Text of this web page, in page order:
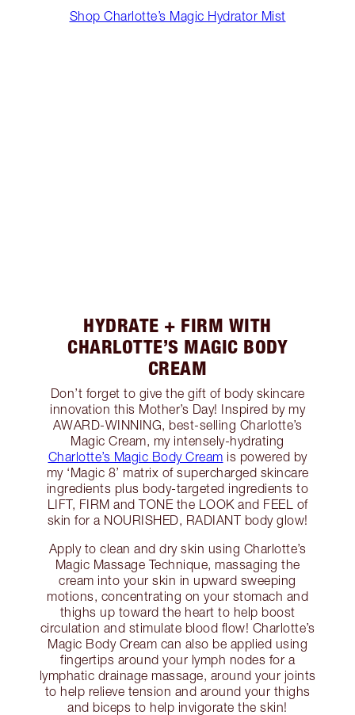
Shop Charlotte’s Magic Hydrator Mist
HYDRATE + FIRM WITH
CHARLOTTE’S MAGIC BODY
CREAM
Don’t forget to give the gift of body skincare
innovation this Mother’s Day! Inspired by my
AWARD-WINNING, best-selling Charlotte’s
Magic Cream, my intensely-hydrating
Charlotte’s Magic Body Cream is powered by
my ‘Magic 8’ matrix of supercharged skincare
ingredients plus body-targeted ingredients to
LIFT, FIRM and TONE the LOOK and FEEL of
skin for a NOURISHED, RADIANT body glow!
Apply to clean and dry skin using Charlotte’s
Magic Massage Technique, massaging the
cream into your skin in upward sweeping
motions, concentrating on your stomach and
thighs up toward the heart to help boost
circulation and stimulate blood flow! Charlotte’s
Magic Body Cream can also be applied using
fingertips around your lymph nodes for a
lymphatic drainage massage, around your joints
to help relieve tension and around your thighs
and biceps to help invigorate the skin!